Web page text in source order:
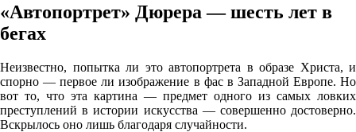
«Автопортрет» Дюрера — шесть лет в
бегах
Неизвестно, попытка ли это автопортрета в образе Христа, и
спорно — первое ли изображение в фас в Западной Европе. Но
вот то, что эта картина — предмет одного из самых ловких
преступлений в истории искусства — совершенно достоверно.
Вскрылось оно лишь благодаря случайности.